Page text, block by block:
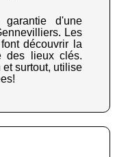
d'une
Les
découvrir la
des lieux clés.
surtout, utilise